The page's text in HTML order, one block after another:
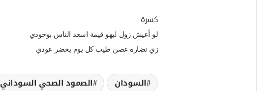
كسرة
ﻟﻮ ﺃﻋﻴﺶ ﺯﻭﻝ ﻟﻴﻬﻮ ﻗﻴﻤﺔ ﺍﺳﻌﺪ ﺍﻟﻨﺎﺱ ﺑﻮﺟﻮﺩﻱ
ﺯﻱ ﻧﻀﺎﺭﺓ ﻏﺼﻦ ﻃﻴﺐ ﻛﻞ ﻳﻮﻡ ﻳﺨﻀﺮ ﻋﻮﺩﻱ
السودان الصمود الصحي السوداني